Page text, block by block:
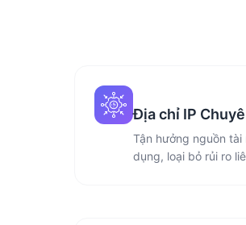
Địa chỉ IP
Tận hưởng nguồn
dụng, loại bỏ rủi ro